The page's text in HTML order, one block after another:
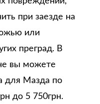
при заезде на
или
преград. В
вы можете
для Мазда по
до 5 750грн.